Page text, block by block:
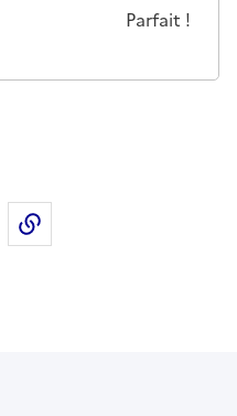
Parfait !
sur Linkedin
Partager sur Instagram